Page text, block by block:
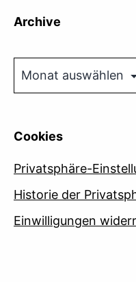
Archive
Cookies
Privatsphäre-
Historie der
Einwilligungen